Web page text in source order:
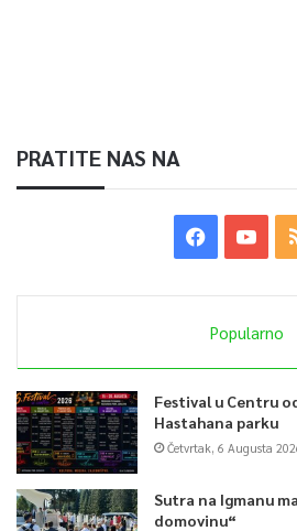
PRATITE NAS NA
Popularno
Festival u Centru
Hastahana parku
Četvrtak, 6 Augusta
Sutra na Igmanu
domovinu“